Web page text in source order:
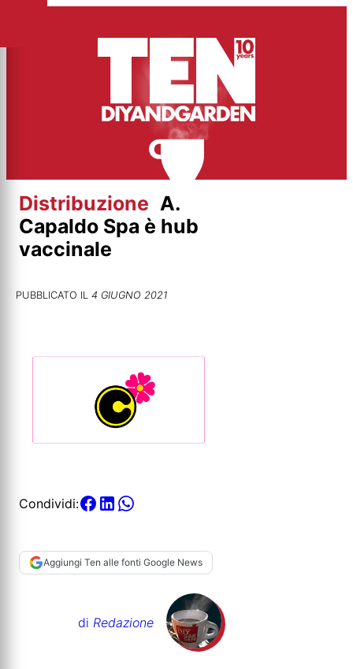
contenuto
Distribuzione A.
Capaldo Spa è hub
vaccinale
PUBBLICATO IL 4 GIUGNO 2021
Condividi:
Aggiungi Ten alle fonti Google News
di Redazione